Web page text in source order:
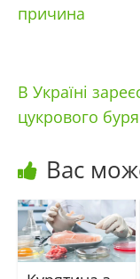
причина
В Україні
цукрового
Вас